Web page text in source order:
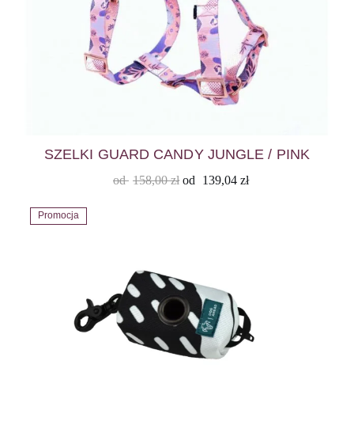
SZELKI GUARD CANDY JUNGLE / PINK
od 158,00zł od 139,04 zł
Promocja